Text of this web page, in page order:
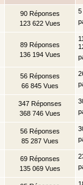
90 Réponses
123 622 Vues
5
89 Réponses
136 194 Vues
56 Réponses
66 845 Vues
347 Réponses
368 746 Vues
56 Réponses
85 287 Vues
69 Réponses
135 069 Vues